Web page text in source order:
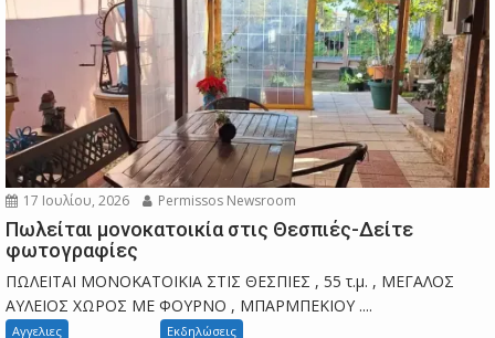
17 Ιουλίου, 2026 Permissos Newsroom
Πωλείται μονοκατοικία στις Θεσπιές-Δείτε
φωτογραφίες
ΠΩΛΕΙΤΑΙ ΜΟΝΟΚΑΤΟΙΚΙΑ ΣΤΙΣ ΘΕΣΠΙΕΣ , 55 τ.μ. , ΜΕΓΑΛΟΣ
ΑΥΛΕΙΟΣ ΧΩΡΟΣ ΜΕ ΦΟΥΡΝΟ , ΜΠΑΡΜΠΕΚΙΟΥ ....
Αγγελιες Εκδηλώσεις